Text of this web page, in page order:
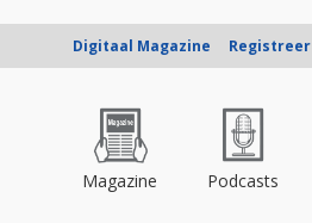
Digitaal Magazine Registreer
Magazine Podcasts